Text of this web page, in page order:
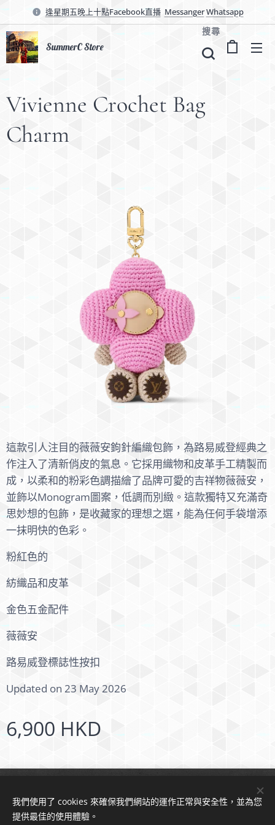
逢星期五晚上十點Facebook直播 MessangerWhatsapp
SummerC Store
搜尋
Vivienne Crochet Bag
Charm
這款引人注目的薇薇安鉤針編織包飾，為路易威登經典之
作注入了清新俏皮的氣息。它採用織物和皮革手工精製而
成，以柔和的粉彩色調描繪了品牌可愛的吉祥物薇薇安，
並飾以Monogram圖案，低調而別緻。這款獨特又充滿奇
思妙想的包飾，是收藏家的理想之選，能為任何手袋增添
一抹明快的色彩。
粉紅色的
紡織品和皮革
金色五金配件
薇薇安
路易威登標誌性按扣
Updated on 23 May 2026
6,900 HKD
Cookies
我們使用了 cookies 來確保我們網站的運作正常與安全性，並為您
提供最佳的使用體驗。